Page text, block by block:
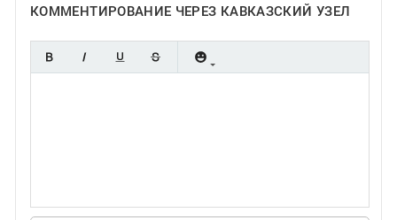
КОММЕНТИРОВАНИЕ ЧЕРЕЗ КАВКАЗСКИЙ УЗЕЛ